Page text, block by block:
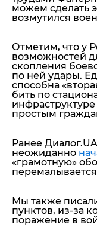
можем сделать
возмутился
Отметим, что у
возможностей
скопления
по ней удары.
способна
бить по
простым
Ранее
неожиданно
«грамотную»
Мы также
пунктов, из-за
поражение в